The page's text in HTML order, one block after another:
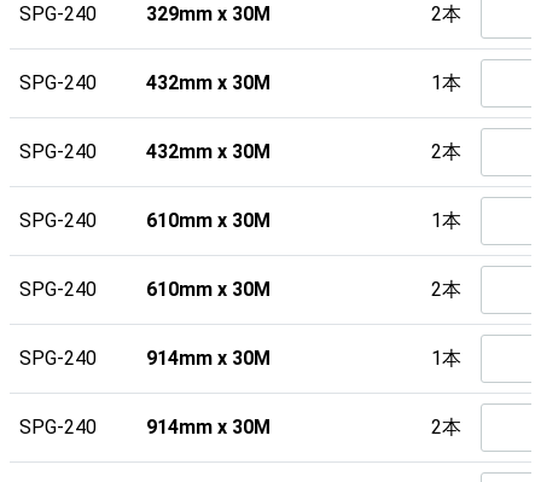
SPG-240 329mm x 30M 2本
SPG-240 432mm x 30M 1本
SPG-240 432mm x 30M 2本
SPG-240 610mm x 30M 1本
SPG-240 610mm x 30M 2本
SPG-240 914mm x 30M 1本
SPG-240 914mm x 30M 2本